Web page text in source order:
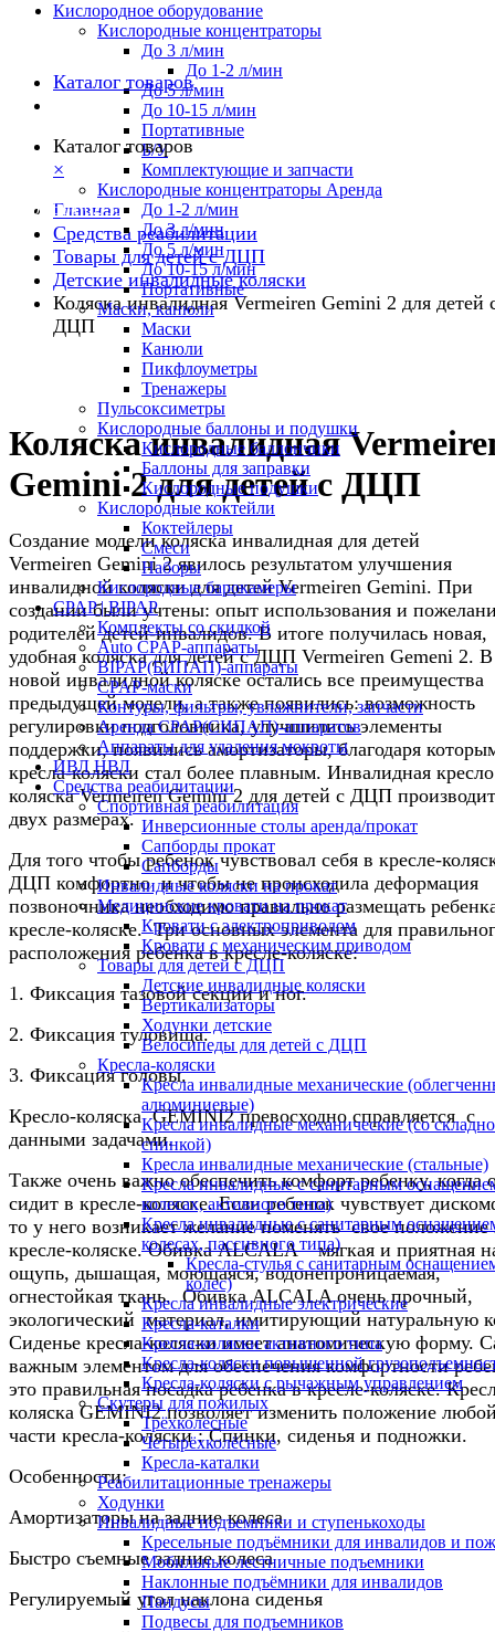
Кислородное оборудование
Кислородные концентраторы
До 3 л/мин
До 1-2 л/мин
До 5 л/мин
До 10-15 л/мин
Портативные
Б/У
Комплектующие и запчасти
Кислородные концентраторы Аренда
До 1-2 л/мин
До 3 л/мин
До 5 л/мин
До 10-15 л/мин
Портативные
Маски, канюли
Маски
Канюли
Пикфлоуметры
Тренажеры
Пульсоксиметры
Кислородные баллоны и подушки
Кислородные баллончики
Баллоны для заправки
Кислородные подушки
Кислородные коктейли
Коктейлеры
Смеси
Наборы
Кислородные барокамеры
CPAP | BIPAP
Комплекты со скидкой
Auto CPAP-аппараты
BIPAP(БИПАП)-аппараты
CPAP-маски
Контуры, фильтры, увлажнители, запчасти
Аренда CPAP(СИПАП)-аппаратов
Аппараты для удаления мокроты
ИВЛ НВЛ
Средства реабилитации
Спортивная реабилитация
Инверсионные столы аренда/прокат
Сапборды прокат
Сапборды
Инвалидные коляски на прокат
Медицинские кровати на прокат
Кровати с электроприводом
Кровати с механическим приводом
Товары для детей с ДЦП
Детские инвалидные коляски
Вертикализаторы
Ходунки детские
Велосипеды для детей с ДЦП
Кресла-коляски
Кресла инвалидные механические
алюминиевые)
Кресла инвалидные механические (со
спинкой)
Кресла инвалидные механические (стальные)
Кресла инвалидные с санитарным
колесах, активного типа)
Кресла инвалидные с санитарным
колесах, пассивного типа)
Кресла-стулья с санитарным
колес)
Кресла инвалидные электрические
Кресла-каталки
Кресла-коляски активного типа
Кресла-коляски повышенной
Кресла-коляски с рычажным управлением
Скутеры для пожилых
Трёхколёсные
Четырёхколёсные
Кресла-каталки
Реабилитационные тренажеры
Ходунки
Инвалидные подъемники и ступенькоходы
Кресельные подъёмники для инвалидов и
Мобильные лестничные подъемники
Наклонные подъёмники для инвалидов
Пандусы
Подвесы для подъемников
Каталог товаров
Каталог товаров
×
8 800 551 02 33
Главная
Средства реабилитации
Товары для детей с ДЦП
Детские инвалидные коляски
Коляска инвалидная Vermeiren Gemini 2 для детей
ДЦП
Коляска инвалидная
Gemini 2 для детей с ДЦП
Создание модели коляска инвалидная для детей
Vermeiren Gemini 2 явилось результатом улучшения
инвалидной коляски для детей Vermeiren Gemini. При
создании были учтены: опыт использования и
родителей детей-инвалидов. В итоге получилась новая,
удобная коляска для детей с ДЦП Vermeiren Gemeni 2. В
новой инвалидной коляске остались все преимущества
предыдущей модели, а также появились: возможность
регулировки подголовника, улучшились элементы
поддержки, появились амортизаторы, благодаря
кресла-коляски стал более плавным. Инвалидная кресло
коляска Vermeiren Gemini 2 для детей с ДЦП
двух размерах.
Для того чтобы ребенок чувствовал себя в кресле-
ДЦП комфортно и чтобы не происходила деформация
позвоночника необходимо правильно размещать
кресле-коляске. Три основных элемента для
расположения ребенка в кресле-коляске:
1. Фиксация тазовой секции и ног.
2. Фиксация туловища.
3. Фиксация головы.
Кресло-коляска GEMINI2 превосходно справляется с
данными задачами.
Также очень важно обеспечить комфорт ребенку, когда
сидит в кресле-коляске. Если ребенок чувствует
то у него возникает желание поменять свое положение
кресле-коляске. Обивка ALCALA – мягкая и приятная
ощупь, дышащая, моющаяся, водонепроницаемая,
огнестойкая ткань. Обивка ALCALA очень прочный,
экологический материал, имитирующий натуральную
Сиденье кресла-коляски имеет анатомическую форму.
важным элементом для обеспечения комфортности
это правильная посадка ребенка в кресле-коляске.
коляска GEMINI2 позволяет изменить положение
части кресла-коляски : Спинки, сиденья и подножки.
Особенности:
Амортизаторы на задние колеса
Быстро съемные задние колеса
Регулируемый угол наклона сиденья